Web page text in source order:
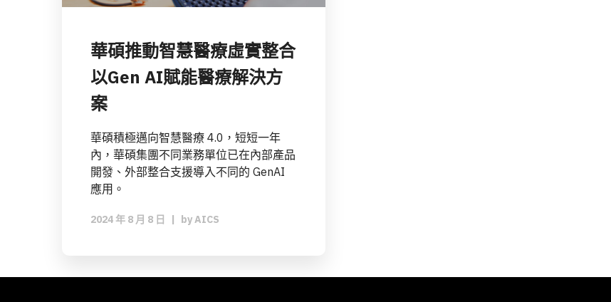
華碩推動智慧醫療虛實整合
以Gen AI賦能醫療解決方
案
華碩積極邁向智慧醫療 4.0，短短一年
內，華碩集團不同業務單位已在內部產品
開發、外部整合支援導入不同的 GenAI
應用。
2024 年 8 月 8 日 | by AICS